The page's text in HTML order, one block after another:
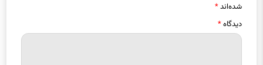
شده‌اند*
دیدگاه*